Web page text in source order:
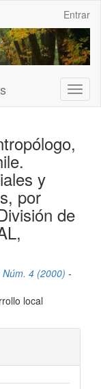
Entrar
y
por
de
4 (2000) -
local